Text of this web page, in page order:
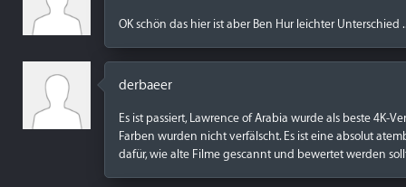
OK schön das hier ist aber Ben Hur leichter Unterschied
derbaeer
Es ist passiert, Lawrence of Arabia wurde als beste 4K-
Farben wurden nicht verfälscht. Es ist eine absolut
dafür, wie alte Filme gescannt und bewertet werden